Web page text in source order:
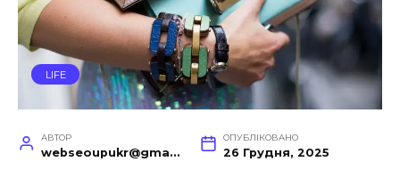
LIFE
АВТОР
webseoupukr@gmail.com
ОПУБЛІКОВАНО
26 Грудня, 2025